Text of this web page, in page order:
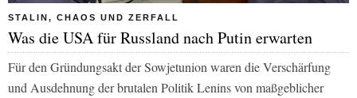
STALIN, CHAOS UND ZERFALL
Was die USA für Russland nach Putin erwarten
Für den Gründungsakt der Sowjetunion waren die Verschärfung
und Ausdehnung der brutalen Politik Lenins von maßgeblicher